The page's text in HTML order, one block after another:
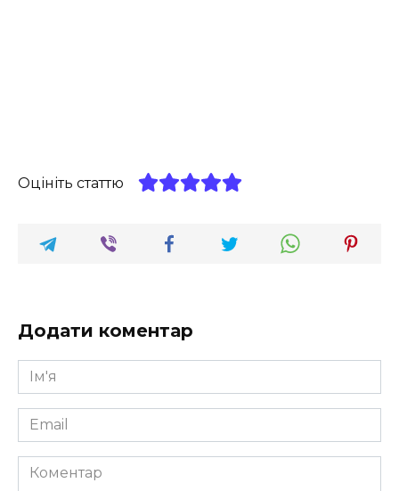
Оцініть статтю
Додати коментар
Ім'я
*
Email
*
Коментар